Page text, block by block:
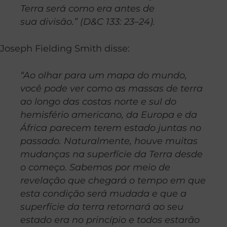
Terra será como era antes de
sua divisão.” (D&C 133: 23–24).
Joseph Fielding Smith disse:
“Ao olhar para um mapa do mundo,
você pode ver como as massas de terra
ao longo das costas norte e sul do
hemisfério americano, da Europa e da
África parecem terem estado juntas no
passado. Naturalmente, houve muitas
mudanças na superfície da Terra desde
o começo. Sabemos por meio de
revelação que chegará o tempo em que
esta condição será mudada e que a
superfície da terra retornará ao seu
estado era no princípio e todos estarão